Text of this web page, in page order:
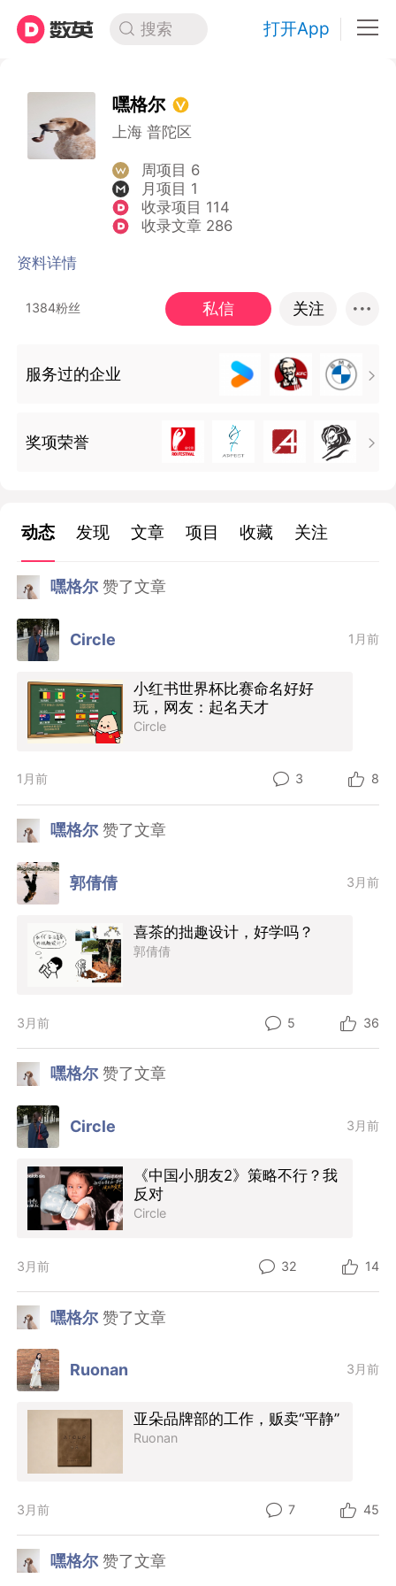
搜索 打开App
嘿格尔
上海 普陀区
周项目 6
月项目 1
收录项目 114
收录文章 286
资料详情
1384粉丝 私信 关注
服务过的企业 
奖项荣誉 
动态 发现 文章 项目 收藏 关注
嘿格尔 赞了文章
Circle 1月前
小红书世界杯比赛命名好好
玩，网友：起名天才
Circle
1月前 3 8
嘿格尔 赞了文章
郭倩倩 3月前
喜茶的拙趣设计，好学吗？
郭倩倩
3月前 5 36
嘿格尔 赞了文章
Circle 3月前
《中国小朋友2》策略不行？我
反对
Circle
3月前 32 14
嘿格尔 赞了文章
Ruonan 3月前
亚朵品牌部的工作，贩卖“平静”
Ruonan
3月前 7 45
嘿格尔 赞了文章